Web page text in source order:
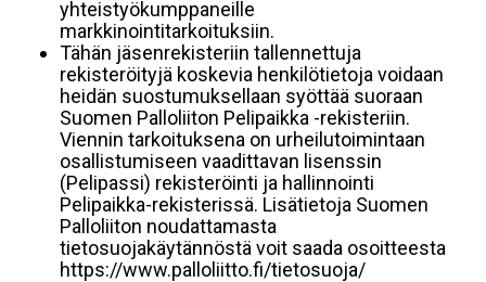
yhteistyökumppaneille
markkinointitarkoituksiin.
Tähän jäsenrekisteriin tallennettuja
rekisteröityjä koskevia henkilötietoja voidaan
heidän suostumuksellaan syöttää suoraan
Suomen Palloliiton Pelipaikka -rekisteriin.
Viennin tarkoituksena on urheilutoimintaan
osallistumiseen vaadittavan lisenssin
(Pelipassi) rekisteröinti ja hallinnointi
Pelipaikka-rekisterissä. Lisätietoja Suomen
Palloliiton noudattamasta
tietosuojakäytännöstä voit saada osoitteesta
https://www.palloliitto.fi/tietosuoja/